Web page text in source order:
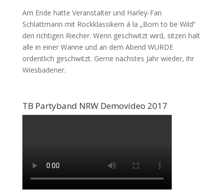
Am Ende hatte Veranstalter und Harley-Fan
Schlattmann mit Rockklassikern á la „Born to be Wild“
den richtigen Riecher. Wenn geschwitzt wird, sitzen halt
alle in einer Wanne und an dem Abend WURDE
ordentlich geschwitzt. Gerne nächstes Jahr wieder, ihr
Wiesbadener.
TB Partyband NRW Demovideo 2017